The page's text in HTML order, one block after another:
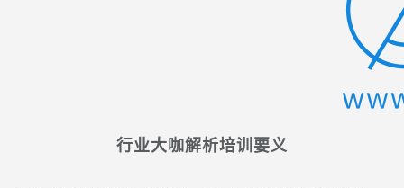
行业大咖解析培训要义